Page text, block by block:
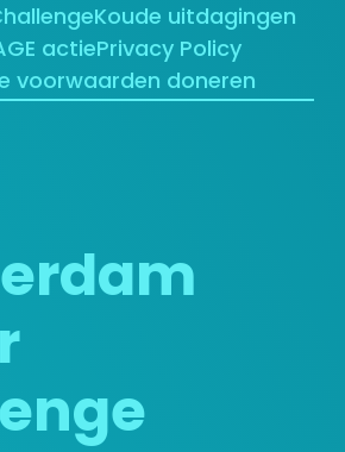
Koude uitdagingen
actiePrivacy Policy
voorwaarden doneren